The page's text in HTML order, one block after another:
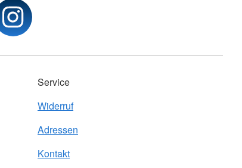
Service
Widerruf
Adressen
Kontakt